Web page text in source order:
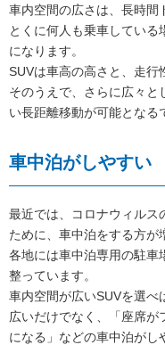
車内空間の広さは、長時間
とくに何人も乗車している
になります。
SUVは車高の高さと、走行
そのうえで、さらに広々と
い長距離移動が可能となる
車中泊がしやすい
最近では、コロナウィルス
ために、車中泊をする方が
各地には車中泊専用の駐車
整っています。
車内空間が広いSUVを選べ
広いだけでなく、「座席が
になる」などの車中泊がし